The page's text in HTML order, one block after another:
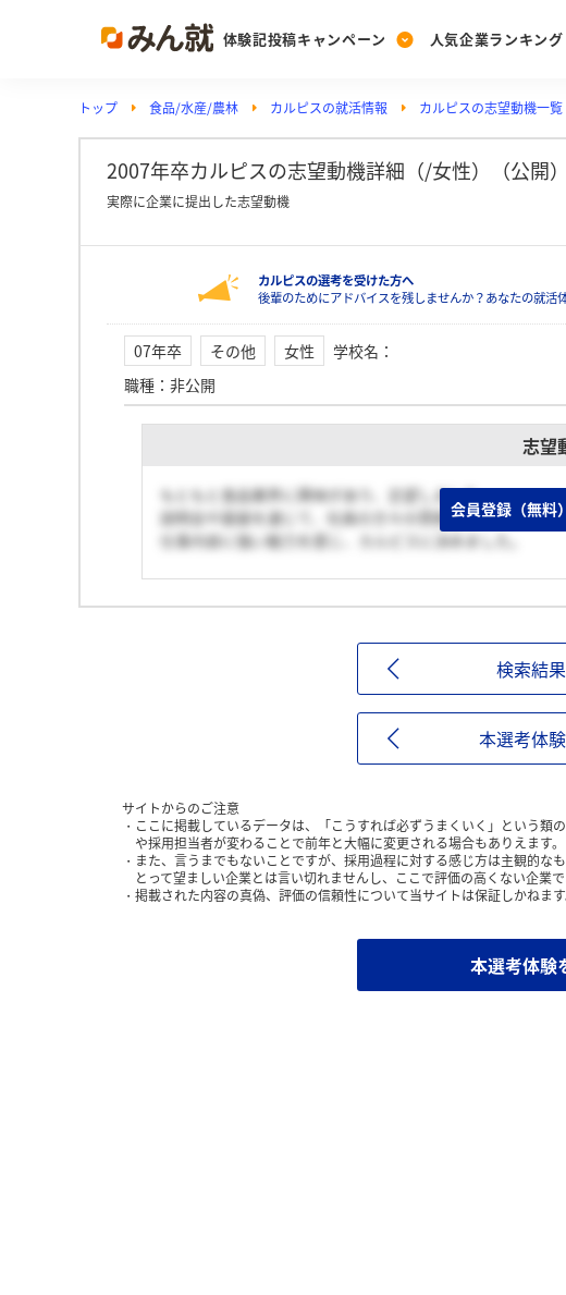
体験記投稿キャンペーン
Post
投稿する
人気企業ランキング
Ranking
ランキングを見る
Vote
投票する
PickUp
注目の企業特集
トップ 食品/水産/農林 カルピスの就活情報 カルピスの志望動機一覧
2007年卒カルピスの志望動機詳細（/女性）（公開）
実際に企業に提出した志望動機
カルピスの選考を受けた方へ
後輩のためにアドバイスを残しませんか？あなたの就活
07年卒 その他 女性 学校名 ：
職種 ： 非公開
志望
もともと食品業界に興味があり、志望しました。
説明会や面接を通じて、社員の方々の雰囲気や
仕事内容に強い魅力を感じ、カルピスに決めました。
会員登録（無料
検索結
本選考体
サイトからのご注意
ここに掲載しているデータは、「こうすれば必ずうまくいく」という
や採用担当者が変わることで前年と大幅に変更される場合もありえます。
また、言うまでもないことですが、採用過程に対する感じ方は主観的
とって望ましい企業とは言い切れませんし、ここで評価の高くない企業
掲載された内容の真偽、評価の信頼性について当サイトは保証しかねま
本選考体験